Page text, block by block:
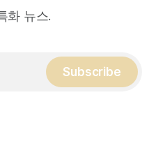
화 뉴스.
Subscribe